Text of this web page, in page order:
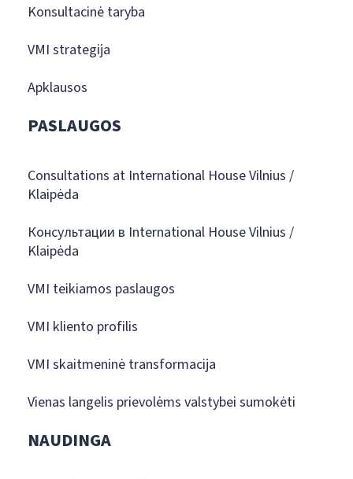
Konsultacinė taryba
VMI strategija
Apklausos
PASLAUGOS
Consultations at International House Vilnius /
Klaipėda
Консультации в International House Vilnius /
Klaipėda
VMI teikiamos paslaugos
VMI kliento profilis
VMI skaitmeninė transformacija
Vienas langelis prievolėms valstybei sumokėti
NAUDINGA